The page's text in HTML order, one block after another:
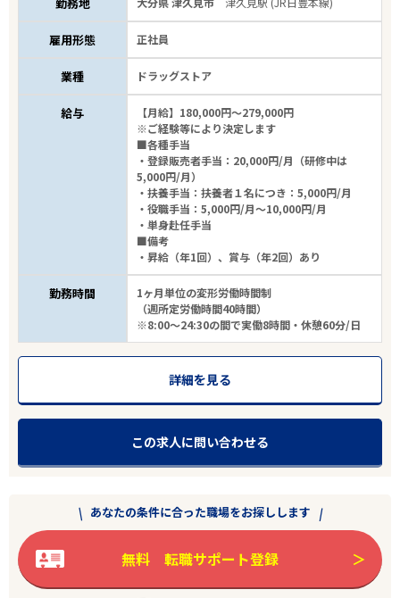
雇用形態 正社員
業種 ドラッグストア
給与
【月給】180,000円～279,000円
※ご経験等により決定します
■各種手当
・登録販売者手当：20,000円/月（研修中は
5,000円/月）
・扶養手当：扶養者１名につき：5,000円/月
・役職手当：5,000円/月～10,000円/月
・単身赴任手当
■備考
・昇給（年1回）、賞与（年2回）あり
勤務時間
1ヶ月単位の変形労働時間制
（週所定労働時間40時間）
※8:00～24:30の間で実働8時間・休憩60分/日
詳細を見る
この求人に問い合わせる
あなたの条件に合った職場をお探しします
無料 転職サポート登録